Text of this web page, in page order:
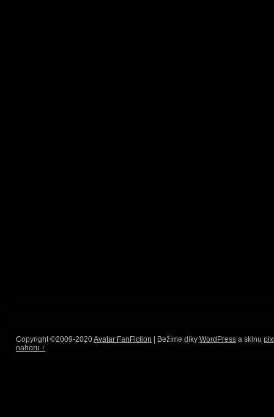
Copyright ©2009-2020Avatar FanFiction | Bežíme díky WordPress a skinu
nahoru ↑